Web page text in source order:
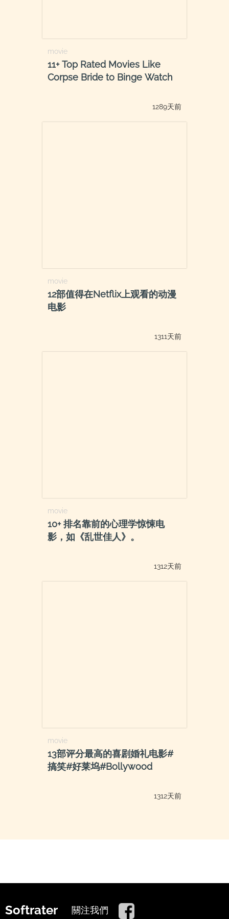
movie
11+ Top Rated Movies Like
Corpse Bride to Binge Watch
1289天前
movie
12部值得在Netflix上观看的动漫
电影
1311天前
movie
10+ 排名靠前的心理学惊悚电
影，如《乱世佳人》。
1312天前
movie
13部评分最高的喜剧婚礼电影#
搞笑#好莱坞#Bollywood
1312天前
Softrater 關注我們